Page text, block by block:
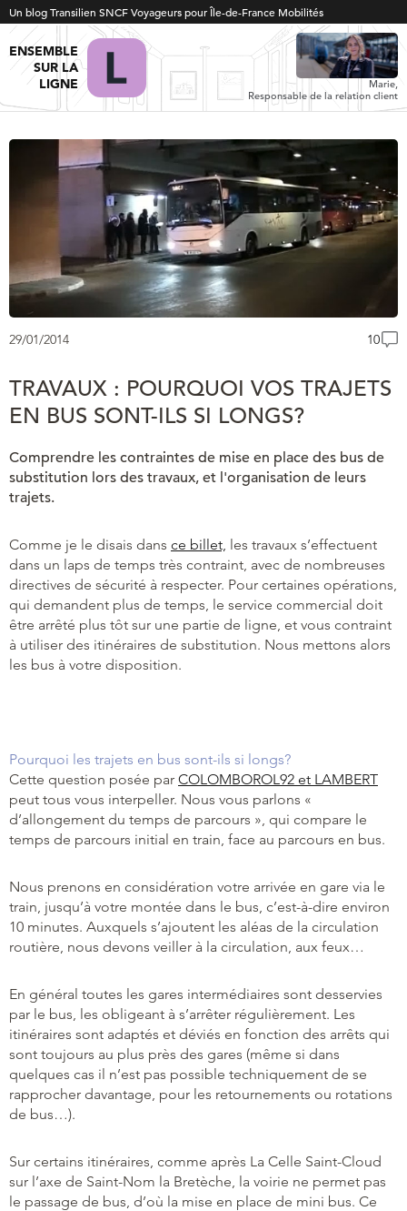
Un blog Transilien SNCF Voyageurs pour Île-de-France Mobilités
ENSEMBLE
SUR LA
LIGNE
Marie,
Responsable de la relation client
29/01/2014 10
TRAVAUX : POURQUOI VOS TRAJETS
EN BUS SONT-ILS SI LONGS?
Comprendre les contraintes de mise en place des bus de
substitution lors des travaux, et l'organisation de leurs
trajets.
Comme je le disais dans ce billet, les travaux s’effectuent
dans un laps de temps très contraint, avec de nombreuses
directives de sécurité à respecter. Pour certaines opérations,
qui demandent plus de temps, le service commercial doit
être arrêté plus tôt sur une partie de ligne, et vous contraint
à utiliser des itinéraires de substitution. Nous mettons alors
les bus à votre disposition.
Pourquoi les trajets en bus sont-ils si longs?
Cette question posée par COLOMBOROL92 et LAMBERT
peut tous vous interpeller. Nous vous parlons «
d’allongement du temps de parcours », qui compare le
temps de parcours initial en train, face au parcours en bus.
Nous prenons en considération votre arrivée en gare via le
train, jusqu’à votre montée dans le bus, c’est-à-dire environ
10 minutes. Auxquels s’ajoutent les aléas de la circulation
routière, nous devons veiller à la circulation, aux feux…
En général toutes les gares intermédiaires sont desservies
par le bus, les obligeant à s’arrêter régulièrement. Les
itinéraires sont adaptés et déviés en fonction des arrêts qui
sont toujours au plus près des gares (même si dans
quelques cas il n’est pas possible techniquement de se
rapprocher davantage, pour les retournements ou rotations
de bus…).
Sur certains itinéraires, comme après La Celle Saint-Cloud
sur l’axe de Saint-Nom la Bretèche, la voirie ne permet pas
le passage de bus, d’où la mise en place de mini bus. Ce